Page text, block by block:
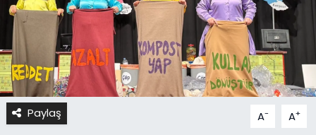
Paylaş A- A+